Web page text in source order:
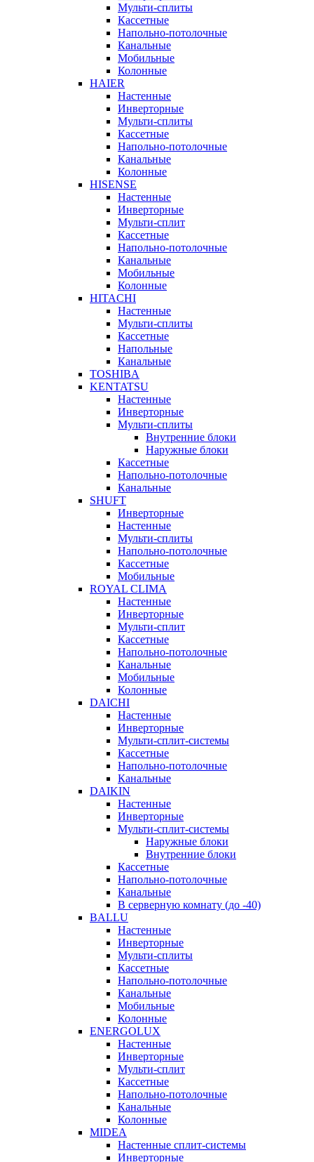
Мульти-сплиты
Кассетные
Напольно-потолочные
Канальные
Мобильные
Колонные
HAIER
Настенные
Инверторные
Мульти-сплиты
Кассетные
Напольно-потолочные
Канальные
Колонные
HISENSE
Настенные
Инверторные
Мульти-сплит
Кассетные
Напольно-потолочные
Канальные
Мобильные
Колонные
HITACHI
Настенные
Мульти-сплиты
Кассетные
Напольные
Канальные
TOSHIBA
KENTATSU
Настенные
Инверторные
Мульти-сплиты
Внутренние блоки
Наружные блоки
Кассетные
Напольно-потолочные
Канальные
SHUFT
Инверторные
Настенные
Мульти-сплиты
Напольно-потолочные
Кассетные
Мобильные
ROYAL CLIMA
Настенные
Инверторные
Мульти-сплит
Кассетные
Напольно-потолочные
Канальные
Мобильные
Колонные
DAICHI
Настенные
Инверторные
Мульти-сплит-системы
Кассетные
Напольно-потолочные
Канальные
DAIKIN
Настенные
Инверторные
Мульти-сплит-системы
Наружные блоки
Внутренние блоки
Кассетные
Напольно-потолочные
Канальные
В серверную комнату (до -40)
BALLU
Настенные
Инверторные
Мульти-сплиты
Кассетные
Напольно-потолочные
Канальные
Мобильные
Колонные
ENERGOLUX
Настенные
Инверторные
Мульти-сплит
Кассетные
Напольно-потолочные
Канальные
Колонные
MIDEA
Настенные сплит-системы
Инверторные